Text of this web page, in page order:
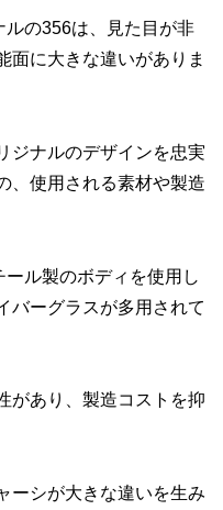
の356は、見た目が非
面に大きな違いがありま
ジナルのデザインを忠実
、使用される素材や製造
ル製のボディを使用し
バーグラスが多用されて
があり、製造コストを抑
ーシが大きな違いを生み